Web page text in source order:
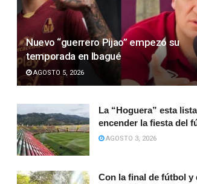
Nuevo “guerrero Pijao” empezó su
temporada en Ibagué
AGOSTO 5, 2026
La “Hoguera” esta
encender la fiesta del
AGOSTO 3, 2026
Con la final de fútbol y